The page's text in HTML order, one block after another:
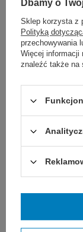
Przed
Rozpylać
Czas
strzał"
Nie należy
W
zalecamy
Dbamy o
Sklep korzysta z
Polityką
przechowywania
Więcej informacji
znaleźć także na